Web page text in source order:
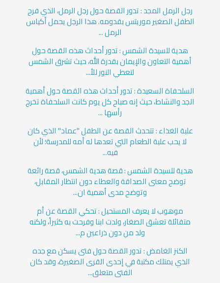
رجل الرمل المجد : تدور القصة حول رجل الرمل، الذي فرح
الطفل الصغير موريتس بقدومه. هذا الرجل يحمل أكياس
الرمل ...
هدية للسيدة الشمس : تدور أحداث هذه القصة حول
أهمية التعاون والإيمان بقدرة الله، حيث تشرق الشمس
لتعطي النور للأ...
السلحفاة السعيدة : تدور أحداث هذه القصة حول أهمية
الجد والنشاط، حيث إنه صباح كل يوم كانت السلحفاة تخرج
رأسها ...
علبة الغذاء : تتحدث القصة عن الطفل "عماد" الذي كان
لا يحب علبة الطعام التي تعدها له أمه للمدرسة؛ لأن
فيه...
هدية للسيدة الشمس : قصة هدية الشمس، قصة رائعة
توضح معنى الصداقة والعطاء دون انتظار المقابل،
وتوضح مدى أهمية ان...
موهوب لا يعرف المستحيل : تحكي القصة عن أم
متفائلة تعشق الصغار، ولدت ابنا وفرحت به كثيراً، ولكنه
ولد من دون ذراعين م...
الكنز الغامض : تدور القصة حول فتى يسكن مع جده
الذي يمتلك مكتبة في إحدى القرى الصغيرة، وقد كان
الفتى متعلق...